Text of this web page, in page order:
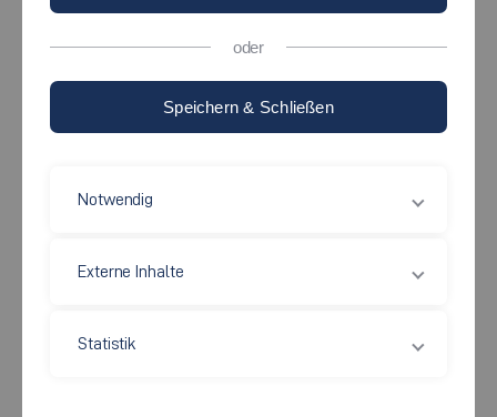
Studiengängen an 2
Standorten
oder
Speichern & Schließen
Notwendig
Externe Inhalte
Statistik